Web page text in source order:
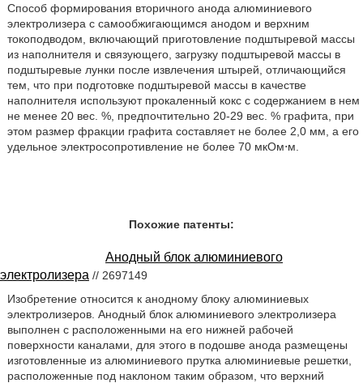
Способ формирования вторичного анода алюминиевого
электролизера с самообжигающимся анодом и верхним
токоподводом, включающий приготовление подштыревой массы
из наполнителя и связующего, загрузку подштыревой массы в
подштыревые лунки после извлечения штырей, отличающийся
тем, что при подготовке подштыревой массы в качестве
наполнителя используют прокаленный кокс с содержанием в нем
не менее 20 вес. %, предпочтительно 20-29 вес. % графита, при
этом размер фракции графита составляет не более 2,0 мм, а его
удельное электросопротивление не более 70 мкОм⋅м.
Похожие патенты:
Анодный блок алюминиевого
электролизера // 2697149
Изобретение относится к анодному блоку алюминиевых
электролизеров. Анодный блок алюминиевого электролизера
выполнен с расположенными на его нижней рабочей
поверхности каналами, для этого в подошве анода размещены
изготовленные из алюминиевого прутка алюминиевые решетки,
расположенные под наклоном таким образом, что верхний